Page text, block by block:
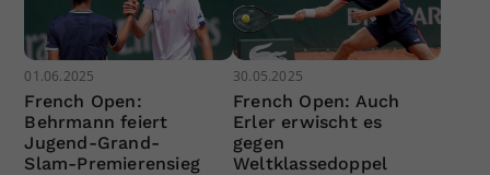
01.06.2025
French Open:
Behrmann feiert
Jugend-Grand-
Slam-Premierensieg
30.05.2025
French Open: Auch
Erler erwischt es
gegen
Weltklassedoppel